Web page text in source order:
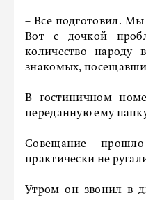
– Все подготовил.
Вот с дочкой
количество народу
знакомых,
В гостиничном
переданную ему
Совещание
практически не
Утром он звонил в